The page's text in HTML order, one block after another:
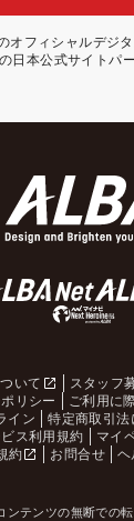
オフィシャルデジ
日本公式サイトパ
いて スタッフ
リシー
ご利用に
イン
特定商取引
ス利用規約
マイ
約
お問合せ ヘ
ンテンツの無断での